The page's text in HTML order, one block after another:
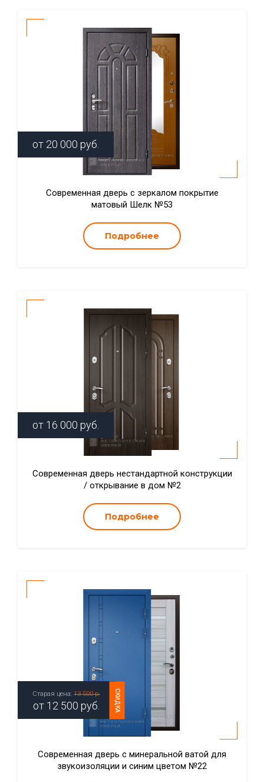
от 20 000 руб.
Современная дверь с зеркалом покрытие
матовый Шелк №53
Подробнее
от 16 000 руб.
Современная дверь нестандартной конструкции
/ открывание в дом №2
Подробнее
СКИДКА
Старая цена: 13 500 р.
от 12 500 руб.
Современная дверь с минеральной ватой для
звукоизоляции и синим цветом №22